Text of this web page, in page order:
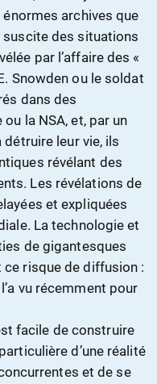
archives que
suscite des situations
par l’affaire des «
Snowden ou le soldat
dans des
la NSA, et, par un
leur vie, ils
révélant des
Les révélations de
et expliquées
La technologie et
de gigantesques
risque de diffusion :
vu récemment pour
facile de construire
d’une réalité
et de se